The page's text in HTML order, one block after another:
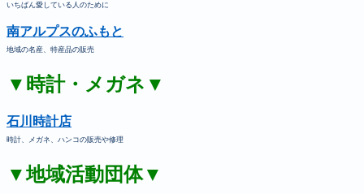
いちばん愛している人のために
南アルプスのふもと
地域の名産、特産品の販売
▼時計・メガネ▼
石川時計店
時計、メガネ、ハンコの販売や修理
▼地域活動団体▼